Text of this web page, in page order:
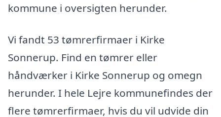
kommune i oversigten herunder.
Vi fandt 53 tømrerfirmaer i Kirke
Sonnerup. Find en tømrer eller
håndværker i Kirke Sonnerup og omegn
herunder. I hele Lejre kommunefindes der
flere tømrerfirmaer, hvis du vil udvide din